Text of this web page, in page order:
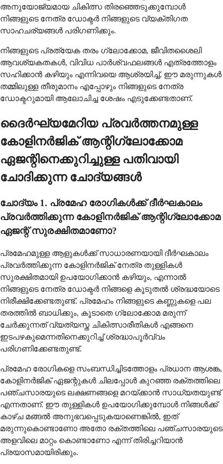
അനുയോജ്യമായ ചികിത്സ തിരഞ്ഞെടുക്കുമ്പോൾ
നിങ്ങളുടെ നേത്ര ഡോക്ടർ നിങ്ങളുടെ വ്യക്തിഗത
സാഹചര്യങ്ങൾ പരിഗണിക്കും.
നിങ്ങളുടെ പ്രത്യേക തരം ഗ്ലോക്കോമ, ജീവിതശൈലി
ആവശ്യകതകൾ, വിവിധ പാർശ്വഫലങ്ങൾ എത്രത്തോളം
സഹിക്കാൻ കഴിയും എന്നിവയെ ആശ്രയിച്ച്, ഈ മരുന്നുകൾ
തമ്മിലുള്ള തീരുമാനം എപ്പോഴും നിങ്ങളുടെ നേത്ര
ഡോക്ടറുമായി ആലോചിച്ച ശേഷം എടുക്കേണ്ടതാണ്.
ദൈർഘ്യമേറിയ പ്രവർത്തനമുള്ള
കോളിനർജിക് ആന്റിഗ്ലോക്കോമ
ഏജന്റിനെക്കുറിച്ചുള്ള പതിവായി
ചോദിക്കുന്ന ചോദ്യങ്ങൾ
ചോദ്യം 1. പ്രമേഹ രോഗികൾക്ക് ദീർഘകാലം
പ്രവർത്തിക്കുന്ന കോളിനർജിക് ആന്റിഗ്ലോക്കോമ
ഏജന്റ് സുരക്ഷിതമാണോ?
പ്രമേഹമുള്ള ആളുകൾക്ക് സാധാരണയായി ദീർഘകാലം
പ്രവർത്തിക്കുന്ന കോളിനർജിക് നേത്ര തുള്ളികൾ
സുരക്ഷിതമായി ഉപയോഗിക്കാൻ കഴിയും, എന്നാൽ
നിങ്ങളുടെ നേത്ര ഡോക്ടർ നിങ്ങളെ കൂടുതൽ ശ്രദ്ധയോടെ
നിരീക്ഷിക്കേണ്ടതുണ്ട്. പ്രമേഹം നിങ്ങളുടെ കണ്ണുകളെ പല
തരത്തിൽ ബാധിക്കും, കൂടാതെ ഗ്ലോക്കോമ മരുന്ന്
ചേർക്കുന്നത് വ്യത്യസ്ത ചികിത്സാരീതികൾ എങ്ങനെ
ഇടപഴകുമെന്നതിനെക്കുറിച്ച് ശ്രദ്ധാപൂർവ്വം
പരിഗണിക്കേണ്ടതുണ്ട്.
പ്രമേഹ രോഗികളെ സംബന്ധിച്ചിടത്തോളം പ്രധാന ആശങ്ക,
കോളിനർജിക് ഏജന്റുകൾ ചിലപ്പോൾ കുറഞ്ഞ രക്തത്തിലെ
പഞ്ചസാരയുടെ ലക്ഷണങ്ങളെ മറയ്ക്കാൻ സാധ്യതയുണ്ട്
എന്നതാണ്. ഈ തുള്ളികൾ ഉപയോഗിക്കുമ്പോൾ നിങ്ങൾക്ക്
കാഴ്ച മങ്ങൽ അനുഭവപ്പെടുകയാണെങ്കിൽ, ഇത്
മരുന്നുകൊണ്ടാണോ അതോ രക്തത്തിലെ പഞ്ചസാരയുടെ
അളവിലെ മാറ്റം കൊണ്ടാണോ എന്ന് തിരിച്ചറിയാൻ
പ്രയാസമായിരിക്കും.